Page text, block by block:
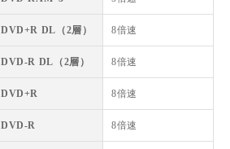
DVD+R DL（2層） 8倍速
DVD-R DL（2層） 8倍速
DVD+R 8倍速
DVD-R 8倍速